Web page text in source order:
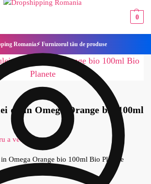
0
Romania⚡ Furnizorul tău de produse
de in Omega Orange bio 100ml
a vedea pretul
Omega Orange bio 100ml Bio Planete